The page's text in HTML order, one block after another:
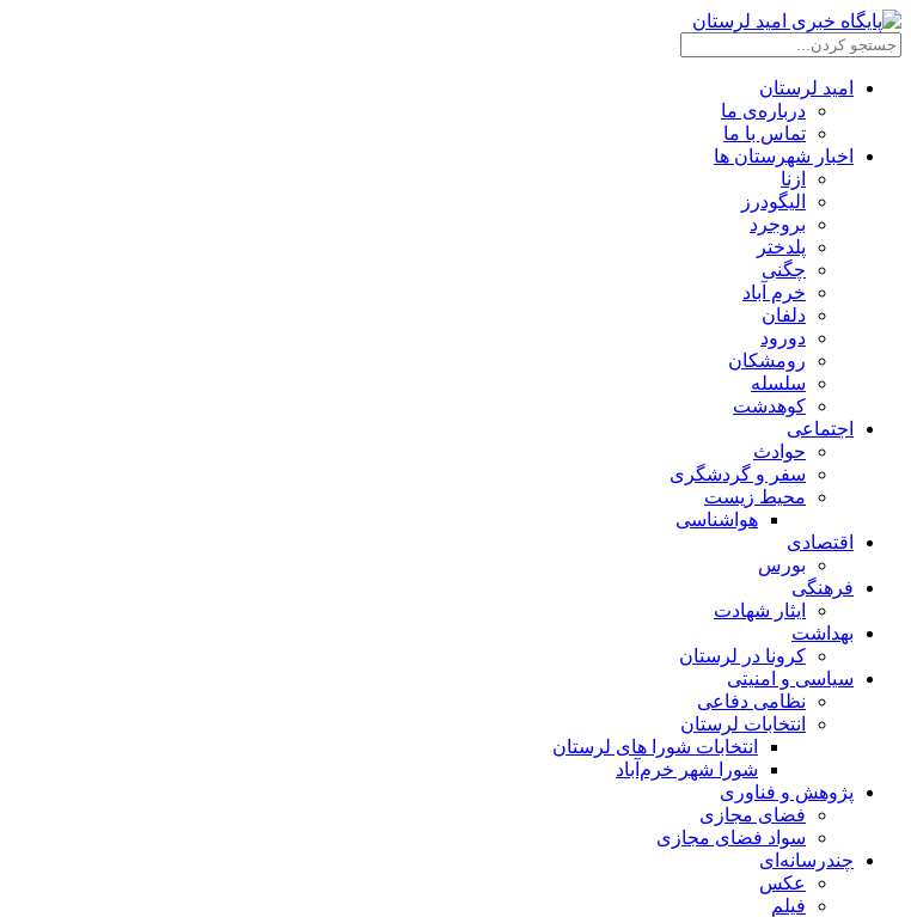
امید لرستان
درباره‌ی ما
تماس با ما
اخبار شهرستان ها
ازنا
الیگودرز
بروجرد
پلدختر
چگنی
خرم آباد
دلفان
دورود
رومشکان
سلسله
کوهدشت
اجتماعی
حوادث
سفر و گردشگری
محیط زیست
هواشناسی
اقتصادی
بورس
فرهنگی
ایثار شهادت
بهداشت
کرونا در لرستان
سیاسی و امنیتی
نظامی دفاعی
انتخابات لرستان
انتخابات شورا های لرستان
شورا شهر خرم‌آباد
پژوهش و فناوری
فضای مجازی
سواد فضای مجازی
چندرسانه‌ای
عكس
فیلم